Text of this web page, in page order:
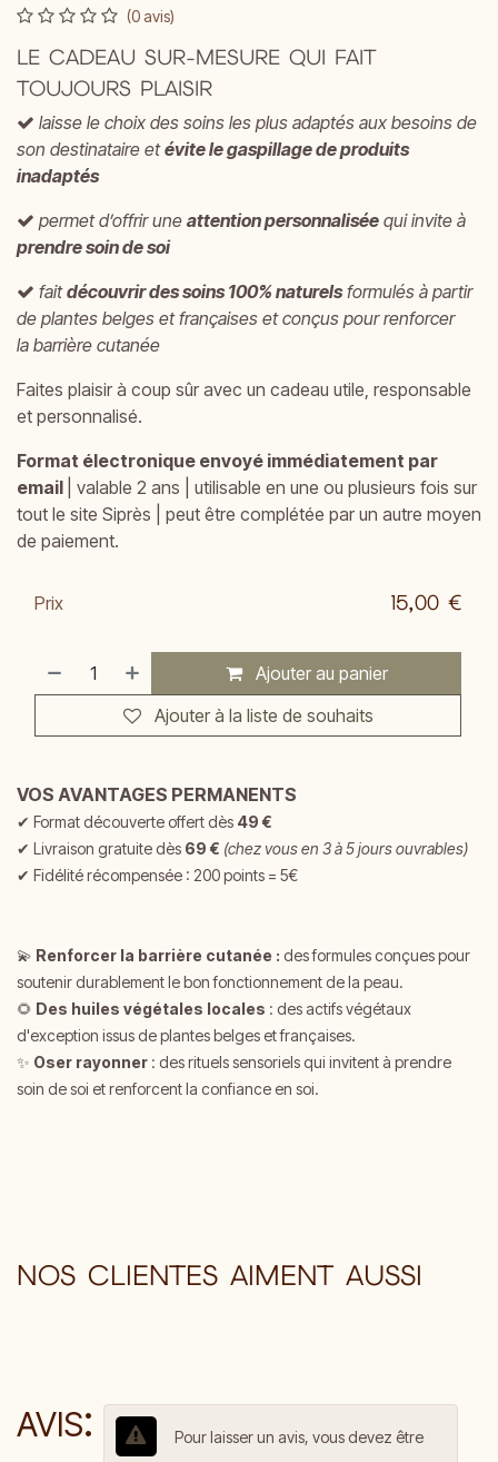
(0 avis)
LE CADEAU SUR-MESURE QUI FAIT
TOUJOURS PLAISIR
laisse le choix des soins les plus adaptés aux besoins de
son destinataire etévite le gaspillage de produits
inadaptés
permet d’offrir une attention personnalisée qui invite à
prendre soin de soi
faitdécouvrir des soins 100% naturelsformulés à partir
de plantes belges et françaises et conçus pour renforcer
la barrière cutanée
Faites plaisir à coup sûr avec un cadeau utile, responsable
et personnalisé.
Format électronique envoyé immédiatement par
email | valable 2 ans | utilisable en une ou plusieurs fois sur
tout le site Siprès | peut être complétée par un autre moyen
de paiement.
Ajouter au panier
Ajouter à la liste de souhaits
Prix 15,00 €
VOS AVANTAGES PERMANENTS
✔ Format découverte offert dès 49 €
✔ Livraison gratuite dès 69 € (chez vous en 3 à 5 jours ouvrables)
✔ Fidélité récompensée : 200 points = 5€
💫 Renforcer la barrière cutanée : des formules conçues pour
soutenir durablement le bon fonctionnement de la peau.
🌻 Des huiles végétales locales : des actifs végétaux
d'exception issus de plantes belges et françaises.
✨ Oser rayonner : des rituels sensoriels qui invitent à prendre
soin de soi et renforcent la confiance en soi.
NOS CLIENTES AIMENT AUSSI
AVIS:
Pour laisser un avis, vous devez être